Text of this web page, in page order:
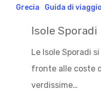
Grecia Guida di viaggio
Isole Sporadi
Le Isole Sporadi
fronte alle coste
verdissime…